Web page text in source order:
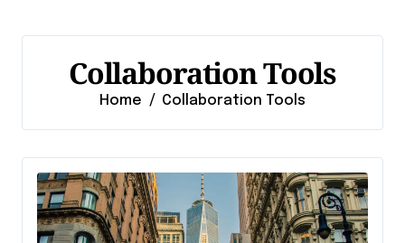
Collaboration Tools
Home Collaboration Tools